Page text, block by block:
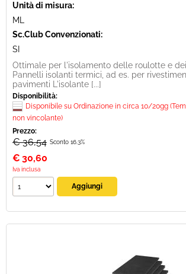
Unità di misura:
ML
Sc.Club Convenzionati:
SI
Ottimale per l'isolamento delle roulotte e
Pannelli isolanti termici, ad es. per
pavimenti L'isolante [...]
Disponibilità:
Disponibile su Ordinazione in circa 10/20gg
non vincolante)
Prezzo:
€ 36,54 Sconto 16.3%
€ 30,60
Iva inclusa